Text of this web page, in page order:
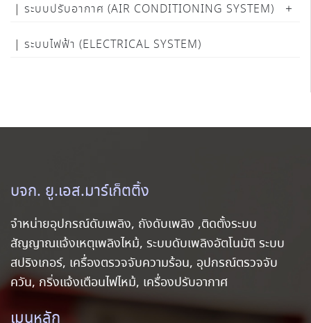
ระบบปรับอากาศ (AIR CONDITIONING SYSTEM)
ระบบไฟฟ้า (ELECTRICAL SYSTEM)
บจก. ยู.เอส.มาร์เก็ตติ้ง
จำหน่ายอุปกรณ์ดับเพลิง, ถังดับเพลิง ,ติดตั้งระบบ
สัญญาณแจ้งเหตุเพลิงไหม้, ระบบดับเพลิงอัตโนมัติ ระบบ
สปริงเกอร์, เครื่องตรวจจับความร้อน, อุปกรณ์ตรวจจับ
ควัน, กริ่งแจ้งเตือนไฟไหม้, เครื่องปรับอากาศ
เมนูหลัก